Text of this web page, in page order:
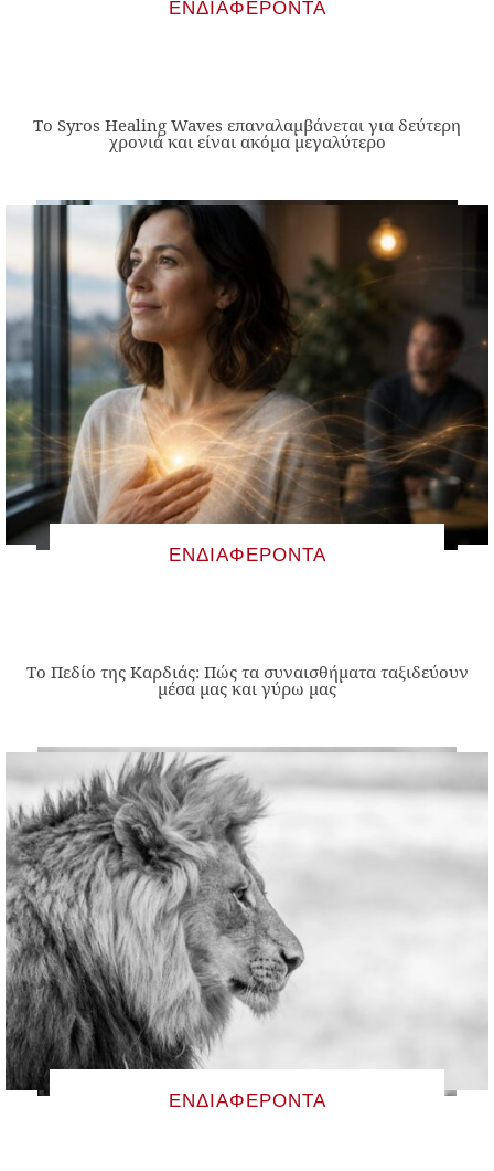
ΕΝΔΙΑΦΈΡΟΝΤΑ
Το Syros Healing Waves επαναλαμβάνεται για δεύτερη
χρονιά και είναι ακόμα μεγαλύτερο
ΕΝΔΙΑΦΈΡΟΝΤΑ
Το Πεδίο της Καρδιάς: Πώς τα συναισθήματα ταξιδεύουν
μέσα μας και γύρω μας
ΕΝΔΙΑΦΈΡΟΝΤΑ